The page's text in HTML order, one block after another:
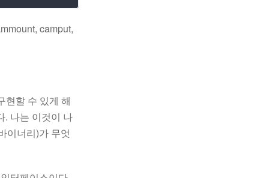
camput,
현할 수 있게 해
. 나는 이것이 나
이너리)가 무엇